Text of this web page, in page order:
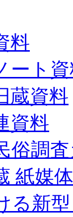
料
ート
蔵資料
資料
調査
紙媒
る新